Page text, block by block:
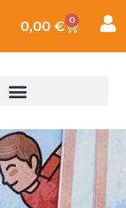
0,00 € 0